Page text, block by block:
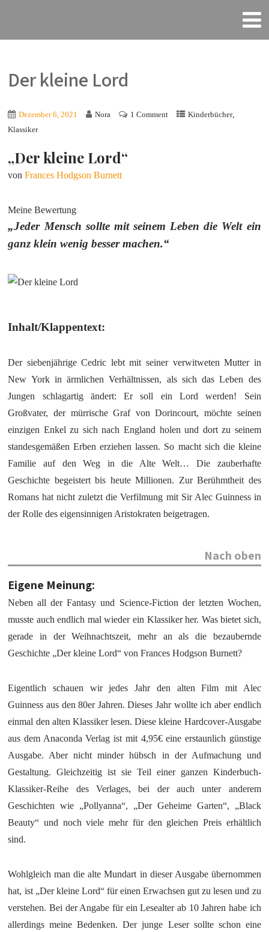
Der kleine Lord
Dezember 6, 2021 Nora 1 Comment Kinderbücher,
Klassiker
„Der kleine Lord“
vonFrances Hodgson Burnett
Meine Bewertung
„Jeder Mensch sollte mit seinem Leben die Welt ein
ganz klein wenig besser machen.“
Inhalt/Klappentext:
Der siebenjährige Cedric lebt mit seiner verwitweten Mutter in
New York in ärmlichen Verhältnissen, als sich das Leben des
Jungen schlagartig ändert: Er soll ein Lord werden! Sein
Großvater, der mürrische Graf von Dorincourt, möchte seinen
einzigen Enkel zu sich nach England holen und dort zu seinem
standesgemäßen Erben erziehen lassen. So macht sich die kleine
Familie auf den Weg in die Alte Welt… Die zauberhafte
Geschichte begeistert bis heute Millionen. Zur Berühmtheit des
Romans hat nicht zuletzt die Verfilmung mit Sir Alec Guinness in
der Rolle des eigensinnigen Aristokraten beigetragen.
Nach oben
Eigene Meinung:
Neben all der Fantasy und Science-Fiction der letzten Wochen,
musste auch endlich mal wieder ein Klassiker her. Was bietet sich,
gerade in der Weihnachtszeit, mehr an als die bezaubernde
Geschichte „Der kleine Lord“ von Frances Hodgson Burnett?
Eigentlich schauen wir jedes Jahr den alten Film mit Alec
Guinness aus den 80er Jahren. Dieses Jahr wollte ich aber endlich
einmal den alten Klassiker lesen. Diese kleine Hardcover-Ausgabe
aus dem Anaconda Verlag ist mit 4,95€ eine erstaunlich günstige
Ausgabe. Aber nicht minder hübsch in der Aufmachung und
Gestaltung. Gleichzeitig ist sie Teil einer ganzen Kinderbuch-
Klassiker-Reihe des Verlages, bei der auch unter anderem
Geschichten wie „Pollyanna“, „Der Geheime Garten“, „Black
Beauty“ und noch viele mehr für den gleichen Preis erhältlich
sind.
Wohlgleich man die alte Mundart in dieser Ausgabe übernommen
hat, ist „Der kleine Lord“ für einen Erwachsen gut zu lesen und zu
verstehen. Bei der Angabe für ein Lesealter ab 10 Jahren habe ich
allerdings meine Bedenken. Der junge Leser sollte schon eine